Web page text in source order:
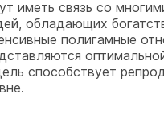
иметь связь со
обладающих
полигамные
способствует